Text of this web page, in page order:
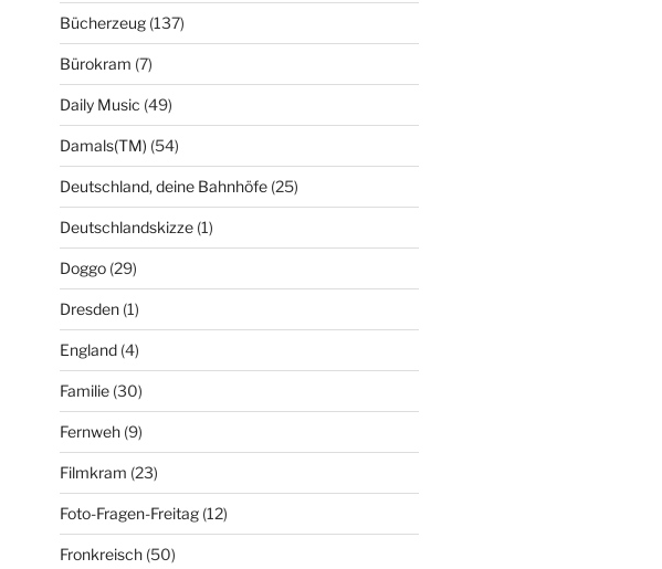
Bücherzeug(137)
Bürokram (7)
Daily Music (49)
Damals(TM) (54)
Deutschland, deine Bahnhöfe(25)
Deutschlandskizze(1)
Doggo(29)
Dresden(1)
England(4)
Familie(30)
Fernweh(9)
Filmkram (23)
Foto-Fragen-Freitag(12)
Fronkreisch(50)